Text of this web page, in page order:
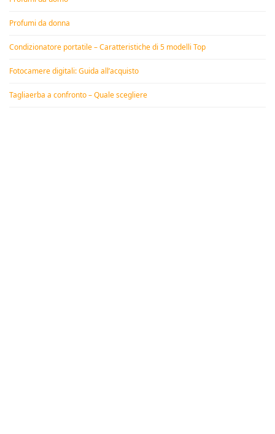
Profumi da donna
Condizionatore portatile – Caratteristiche di 5 modelli Top
Fotocamere digitali: Guida all’acquisto
Tagliaerba a confronto – Quale scegliere